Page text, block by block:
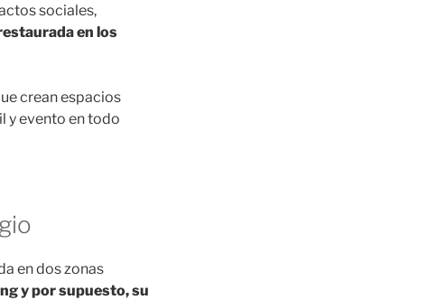
sociales,
en los
crean espacios
y evento en todo
en dos zonas
y por supuesto, su